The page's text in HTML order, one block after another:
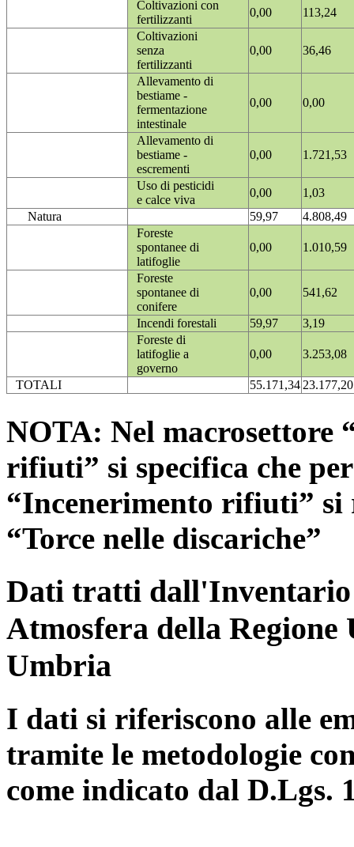
Coltivazioni con
fertilizzanti
0,00
113,24
Coltivazioni
senza
fertilizzanti
0,00 36,46
Allevamento di
bestiame -
fermentazione
intestinale
0,00 0,00
Allevamento di
bestiame -
escrementi
0,00 1.721,53
Uso di pesticidi
e calce viva
0,00
1,03
Natura
59,97
4.808,49
Foreste
spontanee di
latifoglie
0,00 1.010,59
Foreste
spontanee di
conifere
0,00 541,62
Incendi forestali 59,97
3,19
Foreste di
latifoglie a
governo
0,00 3.253,08
TOTALI 55.171,3423.177,20
NOTA: Nel macrosettore
rifiuti” si specifica che
“Incenerimento rifiuti”
“Torce nelle discariche”
Dati tratti dall'Inventario
Atmosfera della
Umbria
I dati si riferiscono alle
tramite le metodologie
come indicato dal D.Lgs.